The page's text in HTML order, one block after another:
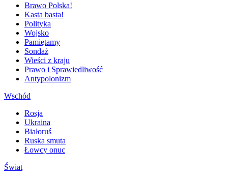
Brawo Polska!
Kasta basta!
Polityka
Wojsko
Pamiętamy
Sondaż
Wieści z kraju
Prawo i Sprawiedliwość
Antypolonizm
Wschód
Rosja
Ukraina
Białoruś
Ruska smuta
Łowcy onuc
Świat